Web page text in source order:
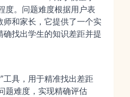
度。问题难度根据用户表
师和家长，它提供了一个实
确找出学生的知识差距并提
工具，用于精准找出差距
题难度，实现精确评估